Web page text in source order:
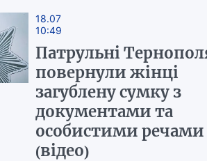
18.07
10:49
Патрульні
повернули жінці
загублену сумку з
документами та
особистими речами
(відео)